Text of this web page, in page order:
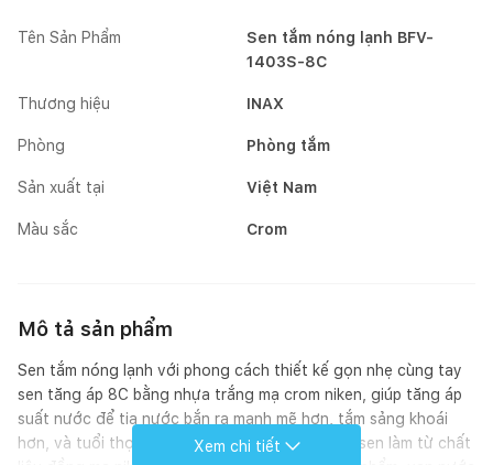
Tên Sản Phẩm
Sen tắm nóng lạnh BFV-
1403S-8C
Thương hiệu INAX
Phòng Phòng tắm
Sản xuất tại Việt Nam
Màu sắc Crom
Mô tả sản phẩm
Sen tắm nóng lạnh với phong cách thiết kế gọn nhẹ cùng tay
sen tăng áp 8C bằng nhựa trắng mạ crom niken, giúp tăng áp
suất nước để tia nước bắn ra mạnh mẽ hơn, tắm sảng khoái
hơn, và tuổi thọ tay sen cũng được lâu dài. Củ sen làm từ chất
Xem chi tiết